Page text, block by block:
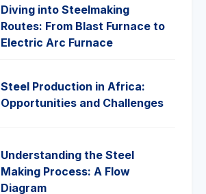
Diving into Steelmaking
Routes: From Blast Furnace to
Electric Arc Furnace
Steel Production in Africa:
Opportunities and Challenges
Understanding the Steel
Making Process: A Flow
Diagram